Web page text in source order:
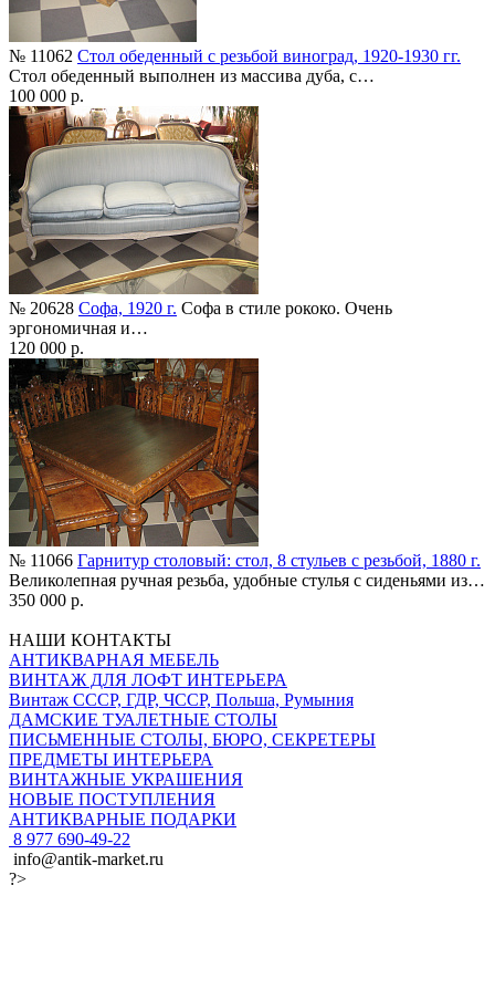
№ 11062 Стол обеденный с резьбой виноград, 1920-1930 гг.
Стол обеденный выполнен из массива дуба, с…
100 000 р.
№ 20628 Софа, 1920 г. Софа в стиле рококо. Очень
эргономичная и…
120 000 р.
№ 11066 Гарнитур столовый: стол, 8 стульев с резьбой, 1880 г.
Великолепная ручная резьба, удобные стулья с сиденьями из…
350 000 р.
НАШИ КОНТАКТЫ
АНТИКВАРНАЯ МЕБЕЛЬ
ВИНТАЖ ДЛЯ ЛОФТ ИНТЕРЬЕРА
Винтаж СССР, ГДР, ЧССР, Польша, Румыния
ДАМСКИЕ ТУАЛЕТНЫЕ СТОЛЫ
ПИСЬМЕННЫЕ СТОЛЫ, БЮРО, СЕКРЕТЕРЫ
ПРЕДМЕТЫ ИНТЕРЬЕРА
ВИНТАЖНЫЕ УКРАШЕНИЯ
НОВЫЕ ПОСТУПЛЕНИЯ
АНТИКВАРНЫЕ ПОДАРКИ
8 977 690-49-22
info@antik-market.ru
?>